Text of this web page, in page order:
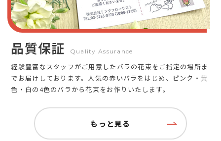
品質保証 Quality Assurance
経験豊富なスタッフがご用意したバラの花束をご指定の場所ま
でお届けしております。人気の赤いバラをはじめ、ピンク・黄
色・白の4色のバラから花束をお作りいたします。
もっと見る